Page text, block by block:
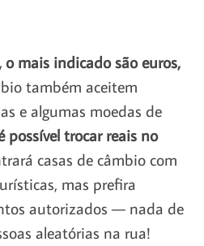
o mais indicado são euros,
também aceitem
e algumas moedas de
possível trocar reais no
casas de câmbio com
mas prefira
autorizados — nada de
aleatórias na rua!